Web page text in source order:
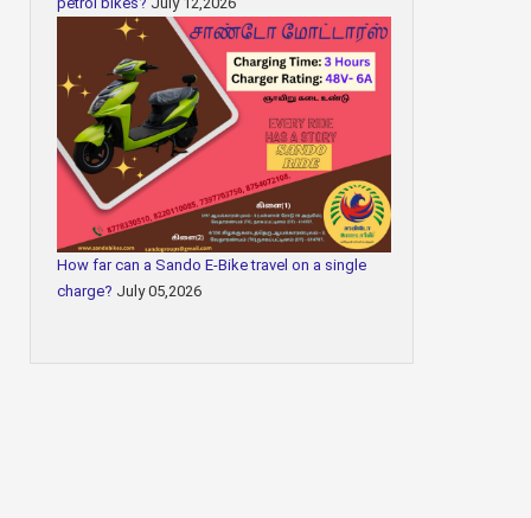
How far can a Sando E-Bike travel on a single
charge? July 05,2026